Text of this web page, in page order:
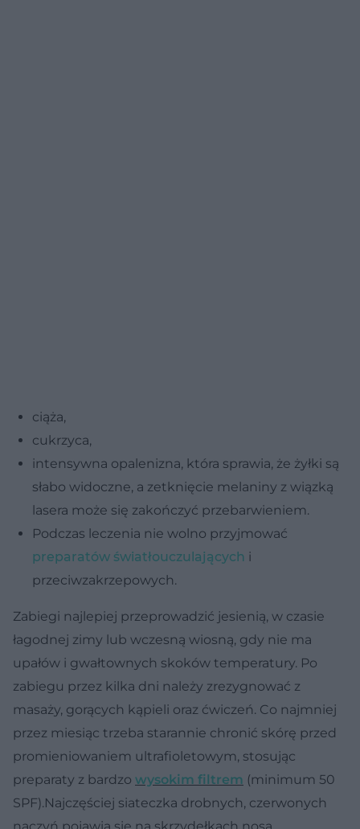
ciąża,
cukrzyca,
intensywna opalenizna, która sprawia, że żyłki są
słabo widoczne, a zetknięcie melaniny z wiązką
lasera może się zakończyć przebarwieniem.
Podczas leczenia nie wolno przyjmować
preparatów światłouczulających i
przeciwzakrzepowych.
Zabiegi najlepiej przeprowadzić jesienią, w czasie
łagodnej zimy lub wczesną wiosną, gdy nie ma
upałów i gwałtownych skoków temperatury. Po
zabiegu przez kilka dni należy zrezygnować z
masaży, gorących kąpieli oraz ćwiczeń. Co najmniej
przez miesiąc trzeba starannie chronić skórę przed
promieniowaniem ultrafioletowym, stosując
preparaty z bardzo wysokim filtrem (minimum 50
SPF).Najczęściej siateczka drobnych, czerwonych
naczyń pojawia się na skrzydełkach nosa,